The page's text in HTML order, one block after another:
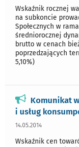
Wskaźnik rocznej
na subkoncie
Społecznych w
średniorocznej
brutto w cenach
poprzedzających
5,10%)
Komunikat
i usług
14.05.2014
Wskaźnik cen